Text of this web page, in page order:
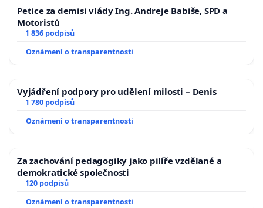
Petice za demisi vlády Ing. Andreje Babiše, SPD a
Motoristů
1 836 podpisů
Oznámení o transparentnosti
Vyjádření podpory pro udělení milosti – Denis
1 780 podpisů
Oznámení o transparentnosti
Za zachování pedagogiky jako pilíře vzdělané a
demokratické společnosti
120 podpisů
Oznámení o transparentnosti